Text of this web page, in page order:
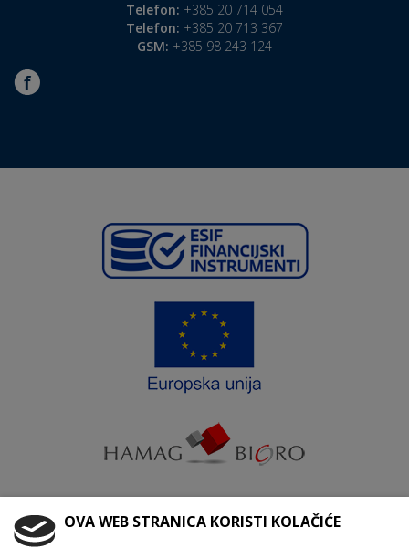
Telefon: +385 20 714 054
Telefon: +385 20 713 367
GSM: +385 98 243 124
Krajnji primatelj ﬁnancijskog instrumenta suﬁnanciranog iz
Europskog fonda za regionalni razvoj u sklopu Operativnog
OVA WEB STRANICA KORISTI KOLAČIĆE